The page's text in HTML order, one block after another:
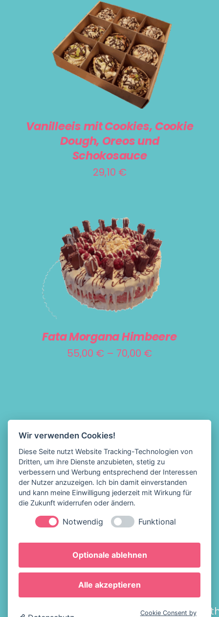
IN DEN WARENKORB / DETAILS
Vanilleeis mit Cookies, Cookie
Dough, Oreos und
Schokosauce
29,10 €
AUSFÜHRUNG WÄHLENDIESES
PRODUKT
WEIST
MEHRERE
AUF.
DIE
DER
GEWÄHLT
WERDEN
/ DETAILS
Fata Morgana Himbeere
55,00 € – 70,00 €
Löffelhelden Eis &
Hamburger Str. 144
Impressum
Datenschutz
AGB
Wir verwenden Cookies!
Diese Seite nutzt Website Tracking-Technologien von
Dritten, um ihre Dienste anzubieten, stetig zu
verbessern und Werbung entsprechend der Interessen
der Nutzer anzuzeigen. Ich bin damit einverstanden
und kann meine Einwilligung jederzeit mit Wirkung für
die Zukunft widerrufen oder ändern.
Notwendig Funktional
Optionale ablehnen
Alle akzeptieren
Cookie Consent by